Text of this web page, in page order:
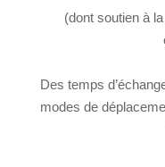
(dont soutien à
Des temps
modes de